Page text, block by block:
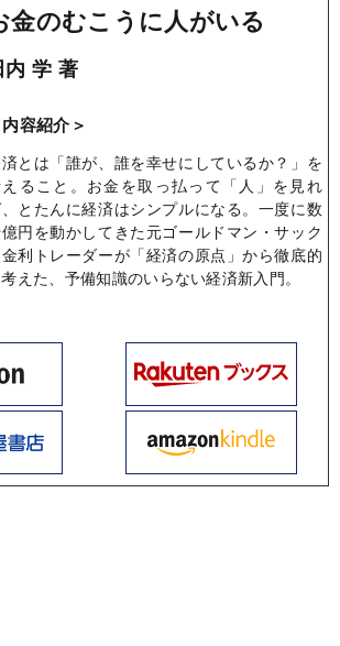
金のむこうに人がいる
内 学 著
内容紹介＞
とは「誰が、誰を幸せにしているか？」を
ること。お金を取っ払って「人」を見れ
とたんに経済はシンプルになる。一度に数
円を動かしてきた元ゴールドマン・サック
金利トレーダーが「経済の原点」から徹底的
えた、予備知識のいらない経済新入門。